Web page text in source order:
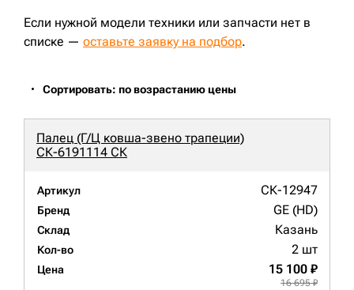
Если нужной модели техники или запчасти нет в
списке — оставьте заявку на подбор.
Сортировать: по возрастанию цены
Палец (Г/Ц ковша-звено трапеции)
СК-6191114 СК
Артикул СК-12947
Бренд GE (HD)
Склад Казань
Кол-во 2 шт
Цена 15 100 ₽
16 695 ₽